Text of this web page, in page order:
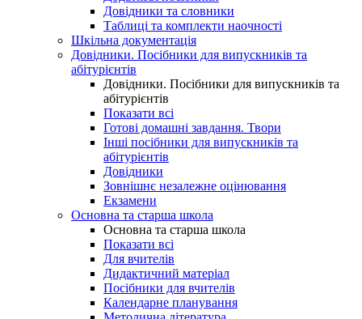
Довідники та словники
Таблиці та комплекти наочності
Шкільна документація
Довідники. Посібники для випускників та
абітурієнтів
Довідники. Посібники для випускників та
абітурієнтів
Показати всі
Готові домашні завдання. Твори
Інші посібники для випускників та
абітурієнтів
Довідники
Зовнішнє незалежне оцінювання
Екзамени
Основна та старша школа
Основна та старша школа
Показати всі
Для вчителів
Дидактичний матеріал
Посібники для вчителів
Календарне планування